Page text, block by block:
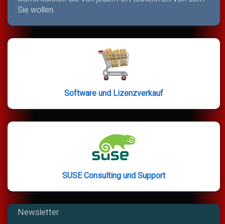
Sie wollen.
Software und Lizenzverkauf
SUSE Consulting und Support
Newsletter